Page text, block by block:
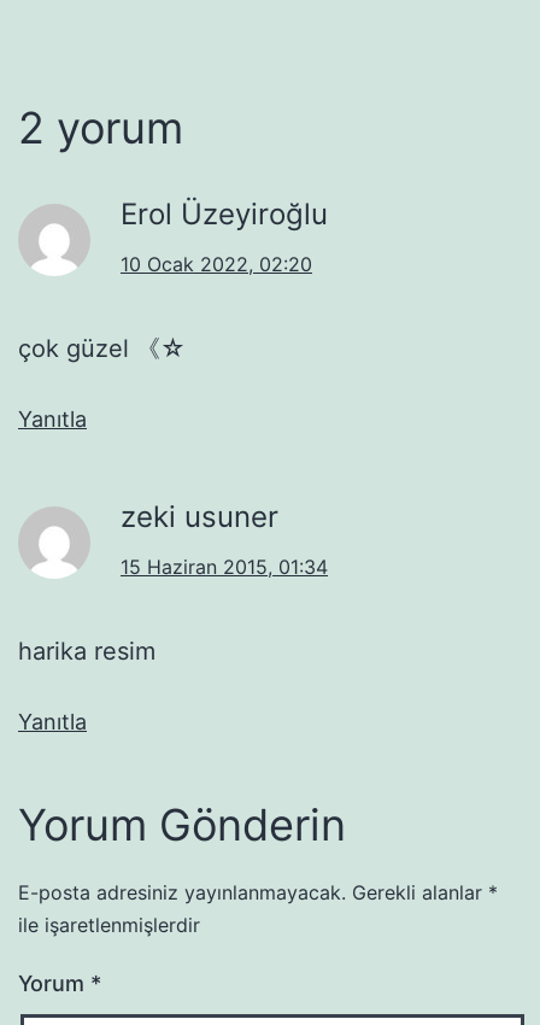
2 yorum
Erol Üzeyiroğlu
10 Ocak 2022, 02:20
çok güzel 《☆
Yanıtla
zeki usuner
15 Haziran 2015, 01:34
harika resim
Yanıtla
Yorum Gönderin
E-posta adresiniz yayınlanmayacak. Gerekli alanlar *
ile işaretlenmişlerdir
Yorum *